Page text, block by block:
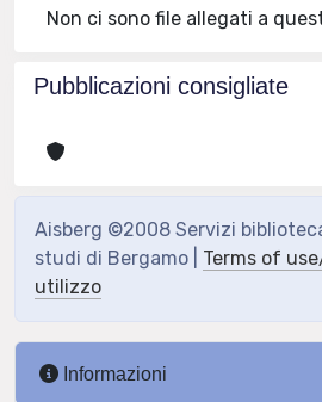
Non ci sono file allegati a
Pubblicazioni consigliate
Aisberg ©2008 Servizi
studi di Bergamo | Terms of
utilizzo
Informazioni